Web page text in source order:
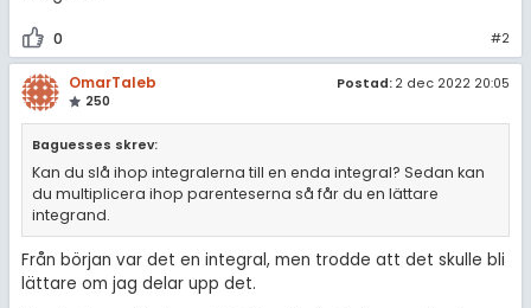
0 #2
OmarTaleb
250
Postad: 2 dec 2022 20:05
Baguesses skrev:
Kan du slå ihop integralerna till en enda integral? Sedan kan
du multiplicera ihop parenteserna så får du en lättare
integrand.
Från början var det en integral, men trodde att det skulle bli
lättare om jag delar upp det.